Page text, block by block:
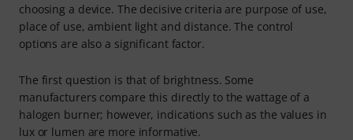
choosing a device. The decisive criteria are purpose of use,
place of use, ambient light and distance. The control
options are also a significant factor.
The first question is that of brightness. Some
manufacturers compare this directly to the wattage of a
halogen burner; however, indications such as the values in
lux or lumen are more informative.